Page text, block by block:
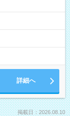
詳細へ
掲載日：2026.08.10